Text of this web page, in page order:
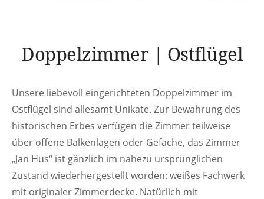
Doppelzimmer | Ostflügel
Unsere liebevoll eingerichteten Doppelzimmer im
Ostflügel sind allesamt Unikate. Zur Bewahrung des
historischen Erbes verfügen die Zimmer teilweise
über offene Balkenlagen oder Gefache, das Zimmer
„Jan Hus“ ist gänzlich im nahezu ursprünglichen
Zustand wiederhergestellt worden: weißes Fachwerk
mit originaler Zimmerdecke. Natürlich mit